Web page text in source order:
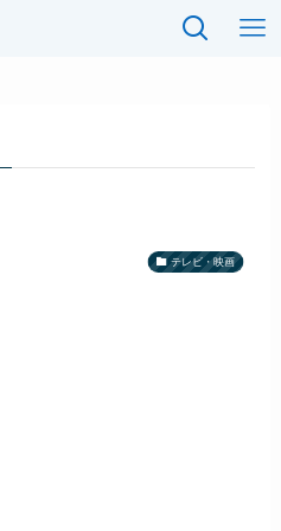
テレビ・映画